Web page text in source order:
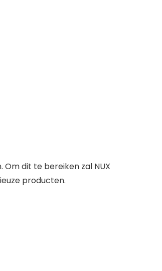
dit te bereiken zal NUX
producten.